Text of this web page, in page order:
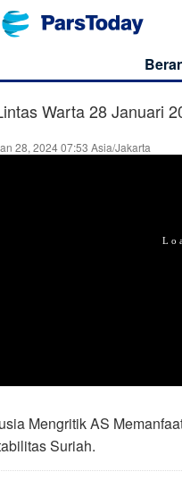
Warta 28 Januari
28, 2024 07:53 Asia/Jakarta
Mengritik AS
Suriah.